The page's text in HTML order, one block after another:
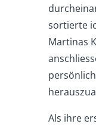
sortierte
Martinas
Als ihre